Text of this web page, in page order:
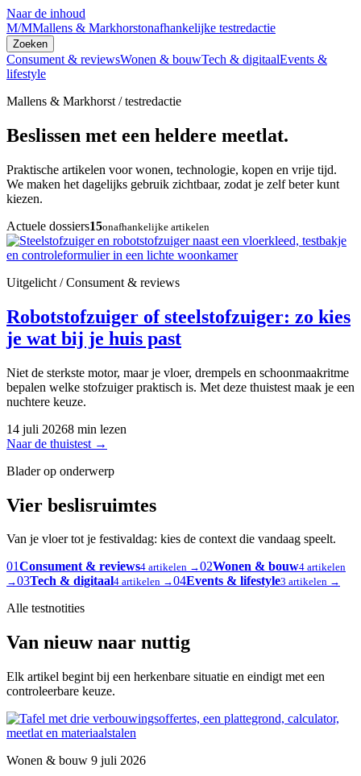
Naar de inhoud
M/MMallens & Markhorstonafhankelijke testredactie
Zoeken
Consument & reviewsWonen & bouwTech & digitaalEvents &
lifestyle
Mallens & Markhorst / testredactie
Beslissen met een heldere meetlat.
Praktische artikelen voor wonen, technologie, kopen en vrije tijd.
We maken het dagelijks gebruik zichtbaar, zodat je zelf beter kunt
kiezen.
Actuele dossiers15onafhankelijke artikelen
Uitgelicht / Consument & reviews
Robotstofzuiger of steelstofzuiger: zo kies
je wat bij je huis past
Niet de sterkste motor, maar je vloer, drempels en schoonmaakritme
bepalen welke stofzuiger praktisch is. Met deze thuistest maak je een
nuchtere keuze.
14 juli 20268 min lezen
Naar de thuistest →
Blader op onderwerp
Vier beslisruimtes
Van je vloer tot je festivaldag: kies de context die vandaag speelt.
01Consument & reviews4 artikelen →02Wonen & bouw4 artikelen
→03Tech & digitaal4 artikelen →04Events & lifestyle3 artikelen →
Alle testnotities
Van nieuw naar nuttig
Elk artikel begint bij een herkenbare situatie en eindigt met een
controleerbare keuze.
Wonen & bouw 9 juli 2026